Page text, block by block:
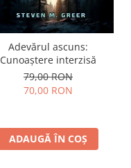
Adevărul ascuns:
Cunoaștere interzisă
79,00 RON
70,00 RON
ADAUGĂ ÎN COȘ